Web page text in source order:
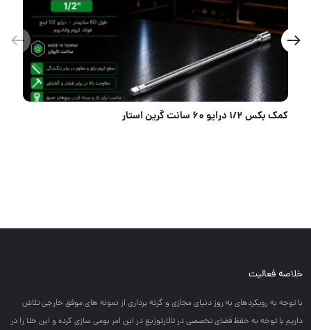
ست قلاویز و حدیده کراسمن
خلاصه فعالیت
با توجه به رويكردهاي به روز دنياي مجازي و گرته برداري از نمونه هاي موفق خارجي تلاش
داريم با توجه به حفظ فضاي تخصصي در تالارتوزيع در اين امر بومي سازي كرده و اين خلا را در